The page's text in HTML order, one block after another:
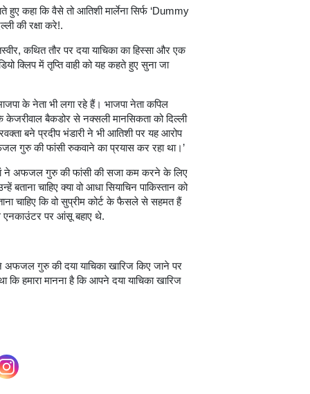
हुए कहा कि वैसे तो आतिशी मार्लेना सिर्फ ‘Dummy
की रक्षा करे!.
कथित तौर पर दया याचिका का हिस्सा और एक
क्लिप में तृप्ति वाही को यह कहते हुए सुना जा
के नेता भी लगा रहे हैं। भाजपा नेता कपिल
केजरीवाल बैकडोर से नक्सली मानसिकता को दिल्ली
बने प्रदीप भंडारी ने भी आतिशी पर यह आरोप
गुरु की फांसी रुकवाने का प्रयास कर रहा था।’
मां ने अफजल गुरु की फांसी की सजा कम करने के लिए
चाहिए क्या वो आधा सियाचिन पाकिस्तान को
चाहिए कि वो सुप्रीम कोर्ट के फैसले से सहमत हैं
एनकाउंटर पर आंसू बहाए थे.
अफजल गुरु की दया याचिका खारिज किए जाने पर
कि हमारा मानना है कि आपने दया याचिका खारिज